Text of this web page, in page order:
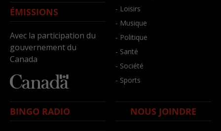
ÉMISSIONS
Avec la participation du
gouvernement du
Canada
- Loisirs
- Musique
- Politique
- Santé
- Société
- Sports
BINGO RADIO NOUS JOINDRE